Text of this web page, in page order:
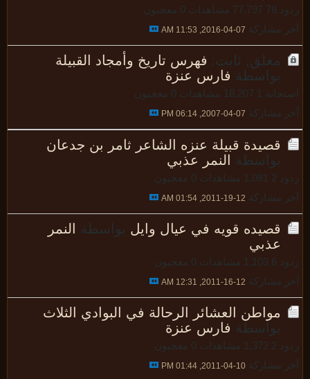
77,797 مشاهدات
0 معجبون
مشاركة 07-04-2016, 11:53 AM
مغلق, ثابت: فهرس تاريخ وأمجاد القبيلة
بواسطةفارس عنزة
1 18,207 مشاهدات
0 معجبون
مشاركة 07-04-2007, 06:14 PM
قصيدة قبيلة عنزه الشاعر ثامر بن جدعان
بواسطةالنمر عذبي
1,081 مشاهدات
0 معجبون
مشاركة 12-19-2011, 01:54 AM
قصيده قويه في عيال وايل بواسطةالنمر
عذبي
1,103 مشاهدات
0 معجبون
مشاركة 12-16-2011, 12:31 AM
مواطن العشائر الرحالة في البوادي الثلاث
بواسطةفارس عنزة
1,372 مشاهدات
0 معجبون
مشاركة 10-04-2011, 01:44 PM